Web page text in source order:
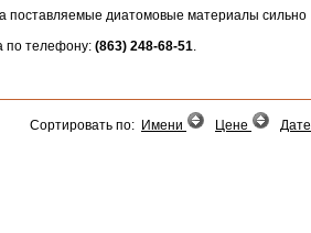
поставляемые диатомовые материалы сильно
по телефону: (863) 248-68-51.
Сортировать по: Имени Цене Дате